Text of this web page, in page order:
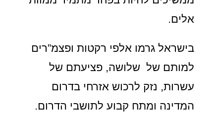
אלים.
בישראל גרמו אלפי רקטות ופצמ”רים
למותם של שלושה, פציעתם של
עשרות, נזק לרכוש אזרחי בדרום
המדינה ומתח קבוע לתושבי הדרום.